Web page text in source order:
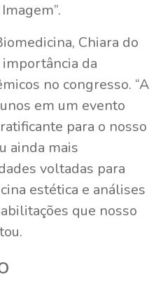
Chiara do
da
no congresso. “A
em um evento
para o nosso
ainda mais
voltadas para
estética e análises
que nosso